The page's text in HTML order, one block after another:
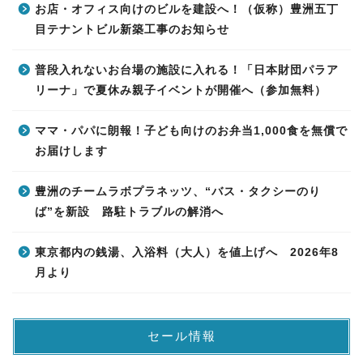
お店・オフィス向けのビルを建設へ！（仮称）豊洲五丁
目テナントビル新築工事のお知らせ
普段入れないお台場の施設に入れる！「日本財団パラア
リーナ」で夏休み親子イベントが開催へ（参加無料）
ママ・パパに朗報！子ども向けのお弁当1,000食を無償で
お届けします
豊洲のチームラボプラネッツ、“バス・タクシーのり
ば”を新設 路駐トラブルの解消へ
東京都内の銭湯、入浴料（大人）を値上げへ 2026年8
月より
セール情報